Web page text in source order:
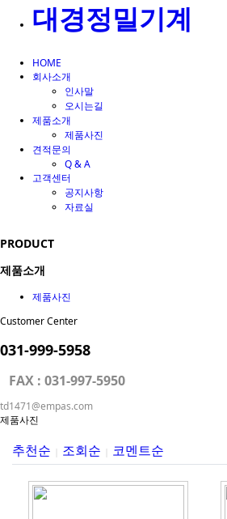
대경정밀기계
HOME
회사소개
인사말
오시는길
제품소개
제품사진
견적문의
Q & A
고객센터
공지사항
자료실
PRODUCT
제품소개
제품사진
Customer Center
031-999-5958
FAX : 031-997-5950
td1471@empas.com
제품사진
추천순 조회순 코멘트순